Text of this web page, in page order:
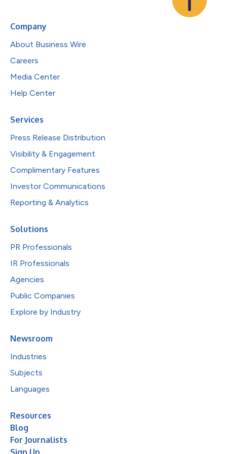
Company
About Business Wire
Careers
Media Center
Help Center
Services
Press Release Distribution
Visibility & Engagement
Complimentary Features
Investor Communications
Reporting & Analytics
Solutions
PR Professionals
IR Professionals
Agencies
Public Companies
Explore by Industry
Newsroom
Industries
Subjects
Languages
Resources
Blog
For Journalists
Sign Up